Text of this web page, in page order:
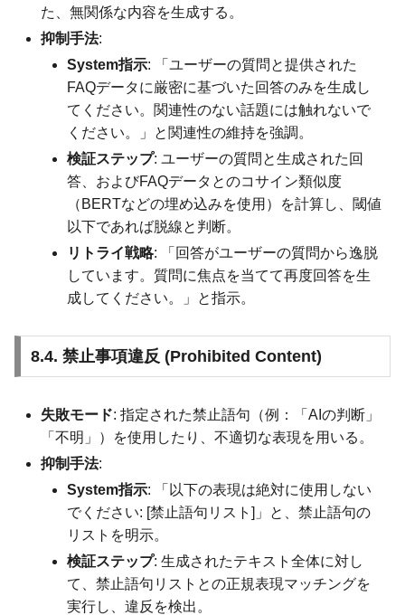
た、無関係な内容を生成する。
抑制手法:
System指示: 「ユーザーの質問と提供された
FAQデータに厳密に基づいた回答のみを生成し
てください。関連性のない話題には触れないで
ください。」と関連性の維持を強調。
検証ステップ: ユーザーの質問と生成された回
答、およびFAQデータとのコサイン類似度
（BERTなどの埋め込みを使用）を計算し、閾値
以下であれば脱線と判断。
リトライ戦略: 「回答がユーザーの質問から逸脱
しています。質問に焦点を当てて再度回答を生
成してください。」と指示。
8.4. 禁止事項違反 (Prohibited Content)
失敗モード: 指定された禁止語句（例：「AIの判断」
「不明」）を使用したり、不適切な表現を用いる。
抑制手法:
System指示: 「以下の表現は絶対に使用しない
でください: [禁止語句リスト]」と、禁止語句の
リストを明示。
検証ステップ: 生成されたテキスト全体に対し
て、禁止語句リストとの正規表現マッチングを
実行し、違反を検出。